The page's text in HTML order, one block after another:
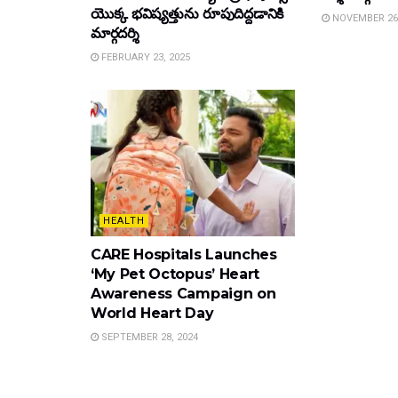
యొక్క భవిష్యత్తును రూపుదిద్దడానికి
మార్గదర్శి
FEBRUARY 23, 2025
NOVEMBER
HEALTH
CARE Hospitals Launches
‘My Pet Octopus’ Heart
Awareness Campaign on
World Heart Day
SEPTEMBER 28, 2024